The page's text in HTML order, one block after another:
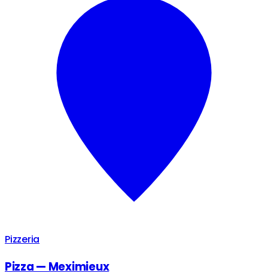
Pizzeria
Pizza — Meximieux